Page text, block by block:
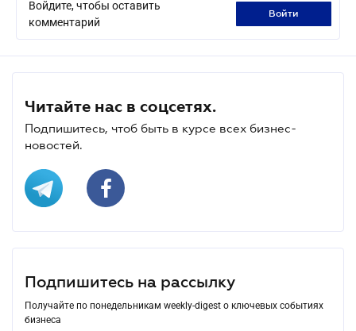
Войдите, чтобы оставить
комментарий
войти
Читайте нас в соцсетях.
Подпишитесь, чтоб быть в курсе всех бизнес-
новостей.
Подпишитесь на рассылку
Получайте по понедельникам weekly-digest о ключевых событиях
бизнеса